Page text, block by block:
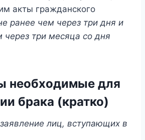
акты гражданского
ранее чем через три дня и
через три месяца со дня
необходимые для
брака (кратко)
лиц, вступающих в